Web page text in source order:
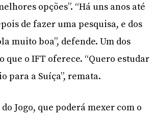
opções”. “Há uns anos até
de fazer uma pesquisa, e dos
muito boa”, defende. Um dos
que o IFT oferece. “Quero estudar
para a Suíça”, remata.
Jogo, que poderá mexer com o